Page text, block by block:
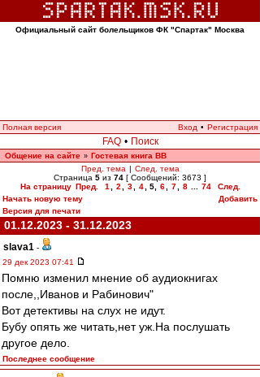
Официальный сайт болельщиков ФК "Спартак" Москва
Полная версия Вход • Регистрация
FAQ • Поиск
Общение на сайте » Гостевая книга ВВ
Пред. тема | След. тема
Страница 5 из 74 [ Сообщений: 3673 ]
На страницу Пред. 1 2 3 4 5, 6 7 8 74
След.
Начать новую тему
Добавить
Версия для печати
01.12.2023 - 31.12.2023
slava1 -
29 дек 2023 07:41
Помню изменил мнение об аудиокнигах
после,,Иванов и Рабинович"
Вот детективы на слух не идут.
Бубу опять же читать,нет уж.На послушать
другое дело.
Последнее сообщение